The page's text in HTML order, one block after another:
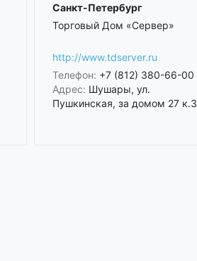
Санкт-Петербург
Торговый Дом «Сервер»
http://www.tdserver.ru
Телефон: +7 (812) 380-66-00
Адрес: Шушары, ул.
Пушкинская, за домом 27 к.3